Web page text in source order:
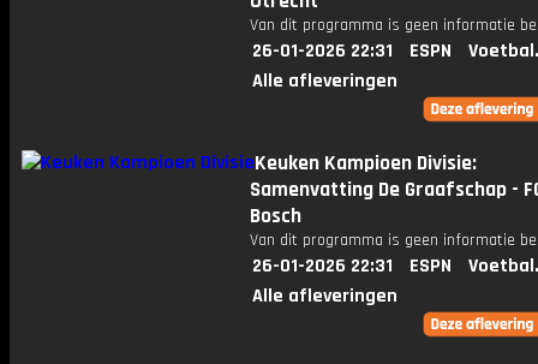
Van dit programma is geen informatie
26-01-2026 22:31 ESPN
Alle afleveringen
Keuken Kampioen Divisie:
Samenvatting De Graafschap -
Bosch
Van dit programma is geen informatie
26-01-2026 22:31 ESPN
Alle afleveringen